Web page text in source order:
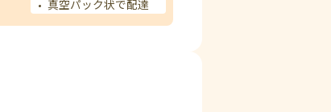
真空パック状で配達